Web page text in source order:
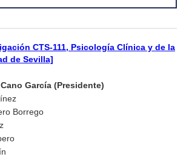
CTS-111, Psicología Clínica y de la
de Sevilla]
García (Presidente)
Borrego